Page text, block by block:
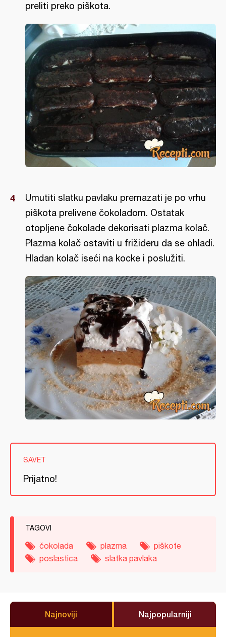
preliti preko piškota.
Umutiti slatku pavlaku premazati je po vrhu
piškota prelivene čokoladom. Ostatak
otopljene čokolade dekorisati plazma kolač.
Plazma kolač ostaviti u frižideru da se ohladi.
Hladan kolač iseći na kocke i poslužiti.
SAVET
Prijatno!
TAGOVI
čokolada plazma
piškote
poslastica
slatka pavlaka
Najnoviji Najpopularniji